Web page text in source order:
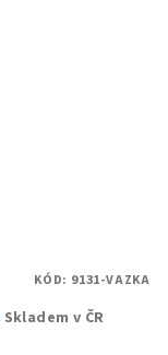
Skladem v ČR
KÓD: 9131-VAZKA